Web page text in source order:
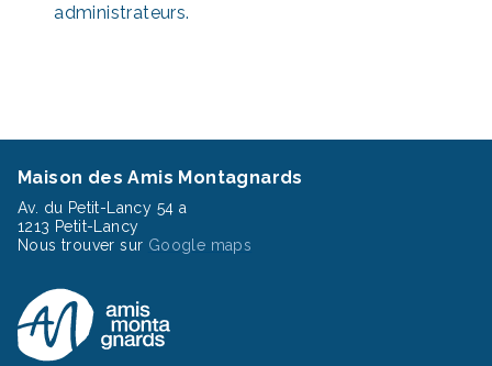
administrateurs.
Maison des Amis Montagnards
Av. du Petit-Lancy 54 a
1213 Petit-Lancy
Nous trouver sur Google maps